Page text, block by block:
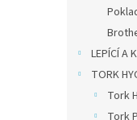
LEPÍCÍ A
TORK
Tork
Tork